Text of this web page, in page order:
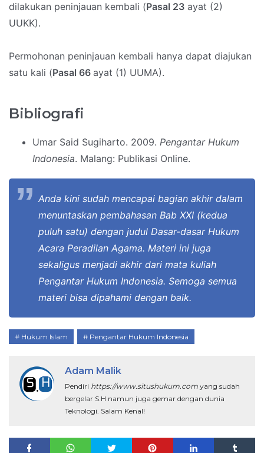
dilakukan peninjauan kembali (Pasal 23 ayat (2)
UUKK).
Permohonan peninjauan kembali hanya dapat diajukan
satu kali (Pasal 66 ayat (1) UUMA).
Bibliografi
Umar Said Sugiharto. 2009. Pengantar Hukum
Indonesia. Malang: Publikasi Online.
Anda kini sudah mencapai bagian akhir dalam
menuntaskan pembahasan Bab XXI (kedua
puluh satu) dengan judul Dasar-dasar Hukum
Acara Peradilan Agama. Materi ini juga
sekaligus menjadi akhir dari mata kuliah
Pengantar Hukum Indonesia. Semoga semua
materi bisa dipahami dengan baik.
Hukum Islam Pengantar Hukum Indonesia
Adam Malik
Pendiri https://www.situshukum.com yang sudah
bergelar S.H namun juga gemar dengan dunia
Teknologi. Salam Kenal!